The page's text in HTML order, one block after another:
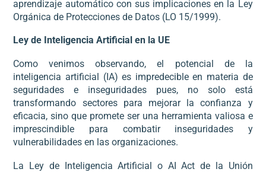
aprendizaje automático con sus implicaciones en la Ley
Orgánica de Protecciones de Datos (LO 15/1999).
Ley de Inteligencia Artificial en la UE
Como venimos observando, el potencial de la
inteligencia artificial (IA) es impredecible en materia de
seguridades e inseguridades pues, no solo está
transformando sectores para mejorar la confianza y
eficacia, sino que promete ser una herramienta valiosa e
imprescindible para combatir inseguridades y
vulnerabilidades en las organizaciones.
La Ley de Inteligencia Artificial o AI Act de la Unión